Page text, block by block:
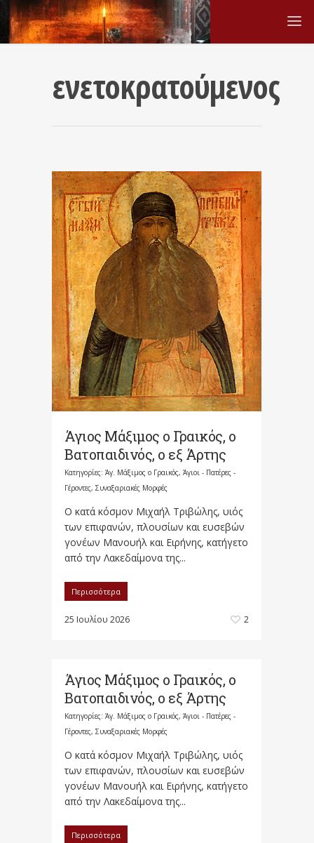
ενετοκρατούμενος
Άγιος Μάξιμος ο Γραικός, ο
Βατοπαιδινός, ο εξ Άρτης
Κατηγορίες: Άγ. Μάξιμος ο Γραικός, Άγιοι - Πατέρες -
Γέροντες, Συναξαριακές Μορφές
Ο κατά κόσμον Μιχαήλ Τριβώλης, υιός
των επιφανών, πλουσίων και ευσεβών
γονέων Μανουήλ και Ειρήνης, κατήγετο
από την Λακεδαίμονα της...
Περισσότερα
25 Ιουλίου 2026 2
Άγιος Μάξιμος ο Γραικός, ο
Βατοπαιδινός, ο εξ Άρτης
Κατηγορίες: Άγ. Μάξιμος ο Γραικός, Άγιοι - Πατέρες -
Γέροντες, Συναξαριακές Μορφές
Ο κατά κόσμον Μιχαήλ Τριβώλης, υιός
των επιφανών, πλουσίων και ευσεβών
γονέων Μανουήλ και Ειρήνης, κατήγετο
από την Λακεδαίμονα της...
Περισσότερα